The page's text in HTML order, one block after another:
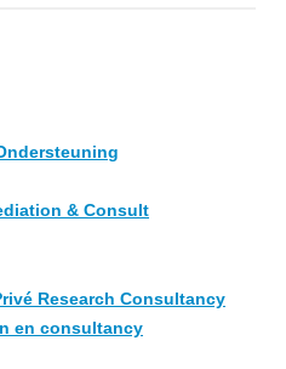
& Consult
Research Consultancy
en consultancy